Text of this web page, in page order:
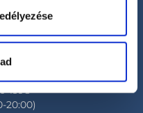
1398
20:00)